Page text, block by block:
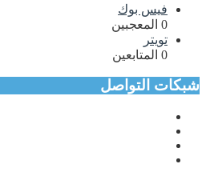
فيس بوك
0 المعجبين
تويتر
0 المتابعين
شبكات التواصل